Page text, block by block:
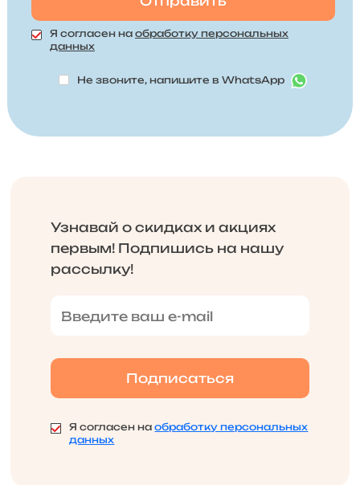
Я согласен на обработку персональных
данных
Не звоните, напишите в WhatsApp
Узнавай о скидках и акциях
первым! Подпишись на нашу
рассылку!
Я согласен наобработку персональных
данных